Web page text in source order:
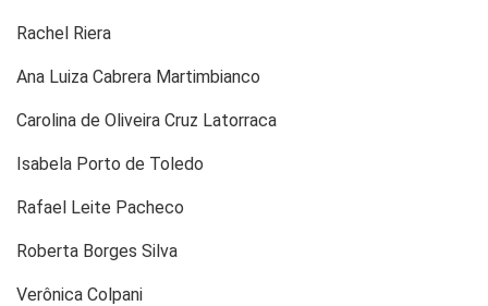
Rachel Riera
Ana Luiza Cabrera Martimbianco
Carolina de Oliveira Cruz Latorraca
Isabela Porto de Toledo
Rafael Leite Pacheco
Roberta Borges Silva
Verônica Colpani